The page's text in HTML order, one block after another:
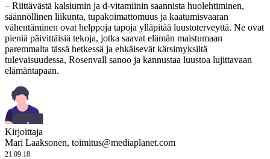
– Riittävästä kalsiumin ja d-vitamiinin saannista huolehtiminen,
säännöllinen liikunta, tupakoimattomuus ja kaatumisvaaran
vähentäminen ovat helppoja tapoja ylläpitää luustoterveyttä. Ne ovat
pieniä päivittäisiä tekoja, jotka saavat elämän maistumaan
paremmalta tässä hetkessä ja ehkäisevät kärsimyksiltä
tulevaisuudessa, Rosenvall sanoo ja kannustaa luustoa lujittavaan
elämäntapaan.
Kirjoittaja
Mari Laaksonen, toimitus@mediaplanet.com
21.09.18